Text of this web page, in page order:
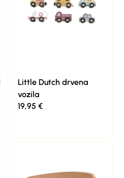
Little Dutch drvena
vozila
19,95 €